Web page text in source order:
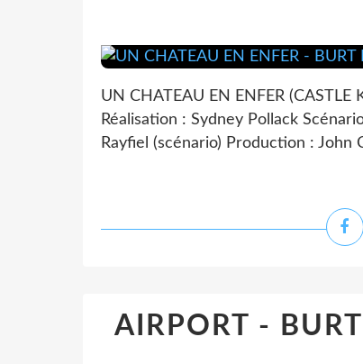
UN CHATEAU EN ENFER (CASTLE
Réalisation : Sydney Pollack
Rayfiel (scénario) Production :
AIRPORT -